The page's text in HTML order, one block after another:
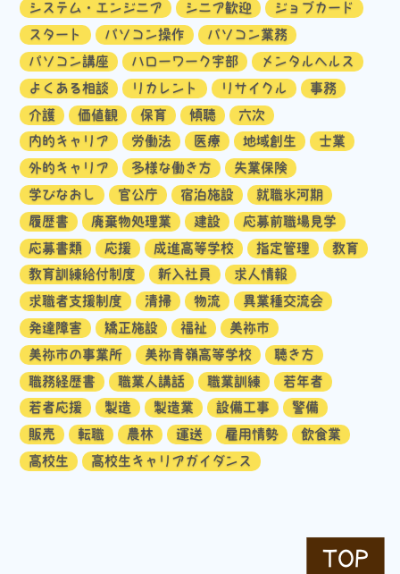
システム・エンジニア
シニア歓迎
ジョブカード
スタート
パソコン操作
パソコン業務
パソコン講座
ハローワーク宇部
メンタルヘルス
よくある相談
リカレント リサイクル
事務
介護
価値観 保育 傾聴
六次
内的キャリア
労働法 医療 地域創生
士業
外的キャリア
多様な働き方
失業保険
学びなおし
官公庁 宿泊施設
就職氷河期
履歴書
廃棄物処理業 建設
応募前職場見学
応募書類
応援 成進高等学校 指定管理
教育
教育訓練給付制度
新入社員
求人情報
求職者支援制度
清掃 物流
異業種交流会
発達障害
矯正施設 福祉
美祢市
美祢市の事業所
美祢青嶺高等学校
聴き方
職務経歴書
職業人講話 職業訓練
若年者
若者応援
製造 製造業 設備工事
警備
販売
転職 農林 運送 雇用情勢
飲食業
高校生
高校生キャリアガイダンス
TOP